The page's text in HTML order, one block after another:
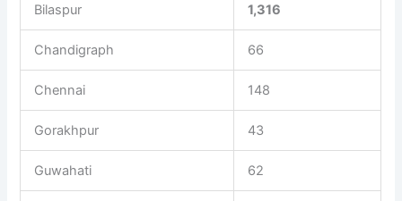
Bilaspur 1,316
Chandigraph 66
Chennai 148
Gorakhpur 43
Guwahati 62